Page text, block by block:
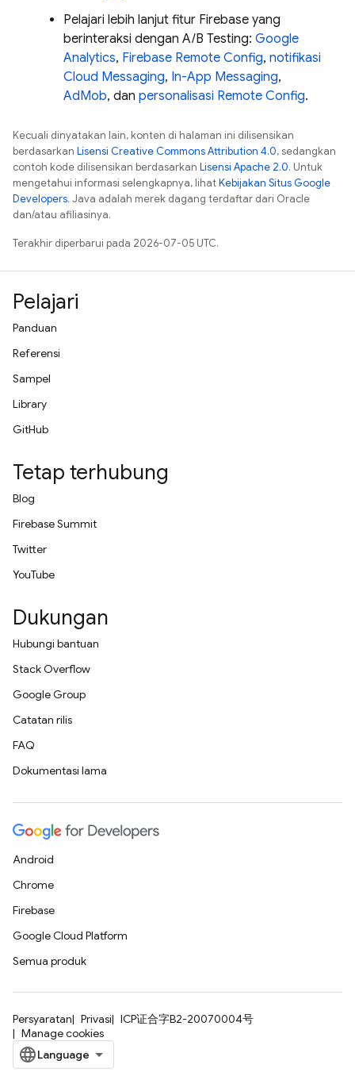
Pelajari lebih lanjut fitur Firebase yang
berinteraksi dengan A/B Testing: Google
Analytics, Firebase Remote Config, notifikasi
Cloud Messaging, In-App Messaging,
AdMob, dan personalisasi Remote Config.
Kecuali dinyatakan lain, konten di halaman ini dilisensikan
berdasarkan Lisensi Creative Commons Attribution 4.0, sedangkan
contoh kode dilisensikan berdasarkan Lisensi Apache 2.0. Untuk
mengetahui informasi selengkapnya, lihatKebijakan Situs Google
Developers. Java adalah merek dagang terdaftar dari Oracle
dan/atau afiliasinya.
Terakhir diperbarui pada 2026-07-05 UTC.
Pelajari
Panduan
Referensi
Sampel
Library
GitHub
Tetap terhubung
Blog
Firebase Summit
Twitter
YouTube
Dukungan
Hubungi bantuan
Stack Overflow
Google Group
Catatan rilis
FAQ
Dokumentasi lama
Android
Chrome
Firebase
Google Cloud Platform
Semua produk
Persyaratan Privasi
ICP证合字B2-20070004号
Manage cookies